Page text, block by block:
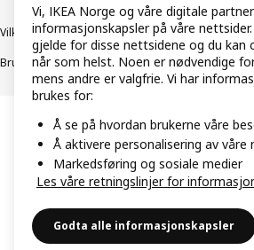
Vilkår og betingelserRetningslinjer for personvern
Bruk av informasjonskapsler (Cookies)
Vi, IKEA Norge og våre digitale
informasjonskapsler på våre
gjelde for disse nettsidene og du kan
når som helst. Noen er nødvendige
mens andre er valgfrie. Vi har
brukes for:
Å se på hvordan brukerne våre
Å aktivere personalisering av våre
Markedsføring og sosiale medier
Les våre retningslinjer for
Godta alle informasjonskapsler